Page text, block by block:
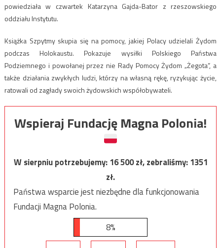
powiedziała w czwartek Katarzyna Gajda-Bator z rzeszowskiego
oddziału Instytutu.
Książka Szpytmy skupia się na pomocy, jakiej Polacy udzielali Żydom
podczas Holokaustu. Pokazuje wysiłki Polskiego Państwa
Podziemnego i powołanej przez nie Rady Pomocy Żydom „Żegota”, a
także działania zwykłych ludzi, którzy na własną rękę, ryzykując życie,
ratowali od zagłady swoich żydowskich współobywateli.
Wspieraj Fundację Magna Polonia!
W sierpniu potrzebujemy:16 500zł, zebraliśmy:1351
zł.
Państwa wsparcie jest niezbędne dla funkcjonowania
Fundacji Magna Polonia.
8%